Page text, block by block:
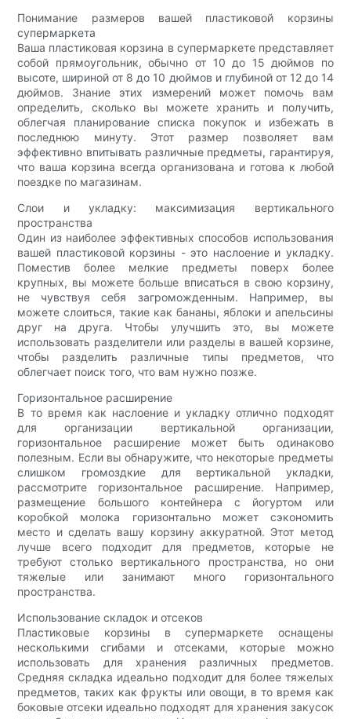
Понимание размеров вашей пластиковой корзины
супермаркета
Ваша пластиковая корзина в супермаркете представляет
собой прямоугольник, обычно от 10 до 15 дюймов по
высоте, шириной от 8 до 10 дюймов и глубиной от 12 до 14
дюймов. Знание этих измерений может помочь вам
определить, сколько вы можете хранить и получить,
облегчая планирование списка покупок и избежать в
последнюю минуту. Этот размер позволяет вам
эффективно впитывать различные предметы, гарантируя,
что ваша корзина всегда организована и готова к любой
поездке по магазинам.
Слои и укладку: максимизация вертикального
пространства
Один из наиболее эффективных способов использования
вашей пластиковой корзины - это наслоение и укладку.
Поместив более мелкие предметы поверх более
крупных, вы можете больше вписаться в свою корзину,
не чувствуя себя загроможденным. Например, вы
можете слоиться, такие как бананы, яблоки и апельсины
друг на друга. Чтобы улучшить это, вы можете
использовать разделители или разделы в вашей корзине,
чтобы разделить различные типы предметов, что
облегчает поиск того, что вам нужно позже.
Горизонтальное расширение
В то время как наслоение и укладку отлично подходят
для организации вертикальной организации,
горизонтальное расширение может быть одинаково
полезным. Если вы обнаружите, что некоторые предметы
слишком громоздкие для вертикальной укладки,
рассмотрите горизонтальное расширение. Например,
размещение большого контейнера с йогуртом или
коробкой молока горизонтально может сэкономить
место и сделать вашу корзину аккуратной. Этот метод
лучше всего подходит для предметов, которые не
требуют столько вертикального пространства, но они
тяжелые или занимают много горизонтального
пространства.
Использование складок и отсеков
Пластиковые корзины в супермаркете оснащены
несколькими сгибами и отсеками, которые можно
использовать для хранения различных предметов.
Средняя складка идеально подходит для более тяжелых
предметов, таких как фрукты или овощи, в то время как
боковые отсеки идеально подходят для хранения закусок